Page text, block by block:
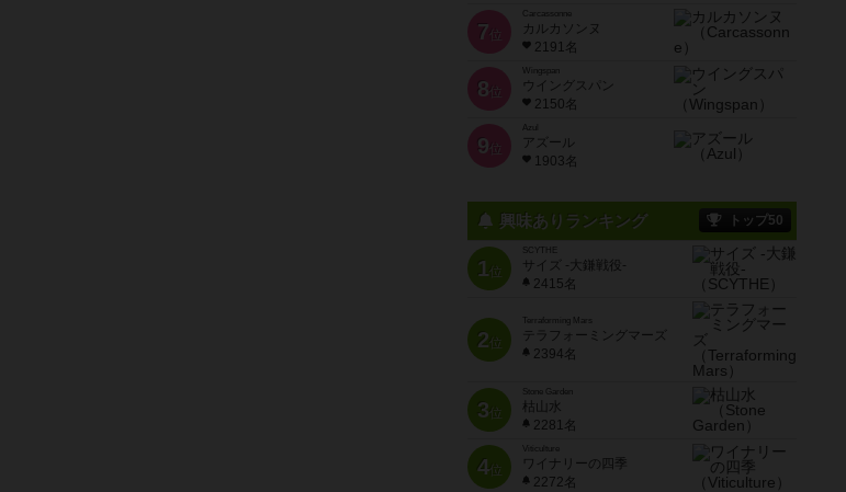
7 位
Carcassonne
カルカソンヌ
2191名
8 位
Wingspan
ウイングスパン
2150名
9 位
Azul
アズール
1903名
興味ありランキング トップ50
1位
SCYTHE
サイズ -大鎌戦役-
2415名
2位
Terraforming Mars
テラフォーミングマーズ
2394名
3位
Stone Garden
枯山水
2281名
4位
Viticulture
ワイナリーの四季
2272名